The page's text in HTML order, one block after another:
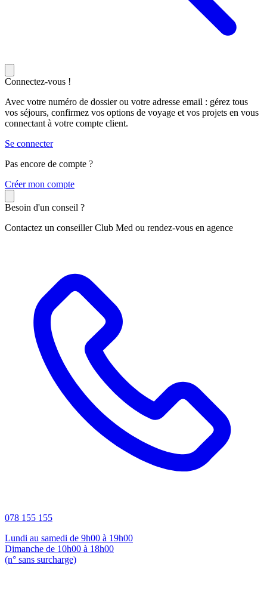
Connectez-vous !
Avec votre numéro de dossier ou votre adresse email : gérez tous
vos séjours, confirmez vos options de voyage et vos projets en vous
connectant à votre compte client.
Se connecter
Pas encore de compte ?
Créer mon compte
Besoin d'un conseil ?
Contactez un conseiller Club Med ou rendez-vous en agence
078 155 155
Lundi au samedi de 9h00 à 19h00
Dimanche de 10h00 à 18h00
(n° sans surcharge)